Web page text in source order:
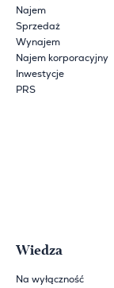
Najem
Sprzedaż
Wynajem
Najem korporacyjny
Inwestycje
PRS
Wiedza
Na wyłączność